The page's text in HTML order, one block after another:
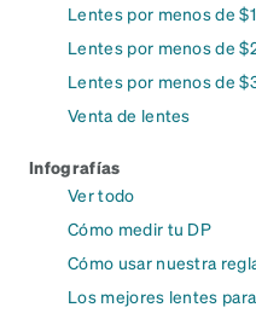
Lentes por menos de
Lentes por menos de
Lentes por menos de
Venta de lentes
Infografías
Ver todo
Cómo medir tu DP
Cómo usar nuestra
Los mejores lentes